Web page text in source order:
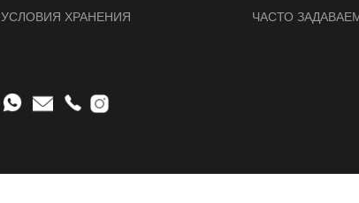
УСЛОВИЯ ХРАНЕНИЯ
ЧАСТО